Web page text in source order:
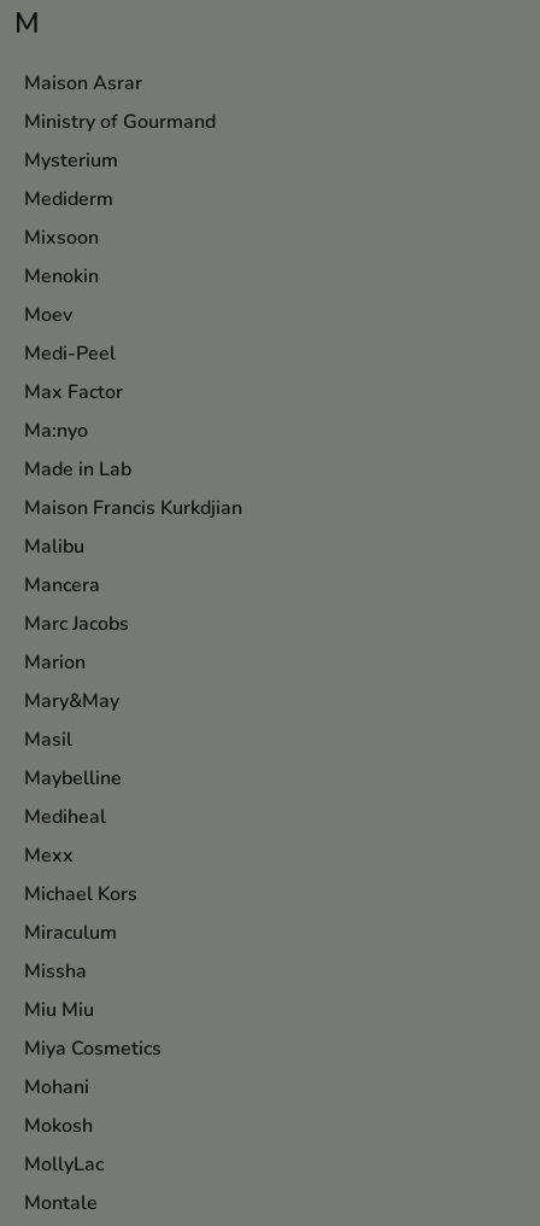
M
Maison Asrar
Ministry of Gourmand
Mysterium
Mediderm
Mixsoon
Menokin
Moev
Medi-Peel
Max Factor
Ma:nyo
Made in Lab
Maison Francis Kurkdjian
Malibu
Mancera
Marc Jacobs
Marion
Mary&May
Masil
Maybelline
Mediheal
Mexx
Michael Kors
Miraculum
Missha
Miu Miu
Miya Cosmetics
Mohani
Mokosh
MollyLac
Montale